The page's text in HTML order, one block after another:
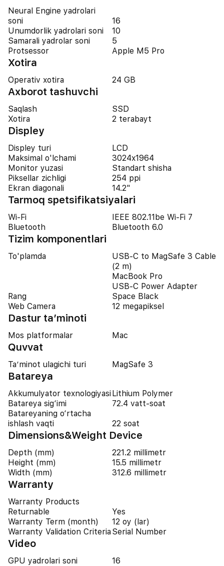
Neural Engine yadrolari
soni
16
Unumdorlik yadrolari soni
10
Samarali yadrolar soni
5
Protsessor
Apple M5 Pro
Xotira
Operativ xotira 24 GB
Axborot tashuvchi
Saqlash
SSD
Xotira
2 terabayt
Displey
Displey turi
LCD
Maksimal o'lchami
3024x1964
Monitor yuzasi
Standart shisha
Piksellar zichligi
254 ppi
Ekran diagonali
14.2"
Tarmoq spetsifikatsiyalari
Wi-Fi
IEEE 802.11be Wi-Fi 7
Bluetooth
Bluetooth 6.0
Tizim komponentlari
To'plamda
USB-C to MagSafe 3 Cable
(2 m)
MacBook Pro
USB-C Power Adapter
Rang
Space Black
Web Camera
12 megapiksel
Dastur ta’minoti
Mos platformalar Mac
Quvvat
Ta’minot ulagichi turi MagSafe 3
Batareya
Akkumulyator texnologiyasi Lithium Polymer
Batareya sig‘imi
72.4 vatt-soat
Batareyaning o‘rtacha
ishlash vaqti
22 soat
Dimensions&Weight Device
Depth (mm)
221.2 millimetr
Height (mm)
15.5 millimetr
Width (mm)
312.6 millimetr
Warranty
Warranty Products
Returnable
Yes
Warranty Term (month)
12 oy (lar)
Warranty Validation Criteria Serial Number
Video
GPU yadrolari soni 16